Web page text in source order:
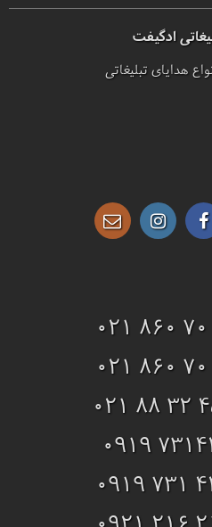
ادگیفت
هدایای تبلیغاتی
021 860
021 860
021 88 32
0919
0919 731